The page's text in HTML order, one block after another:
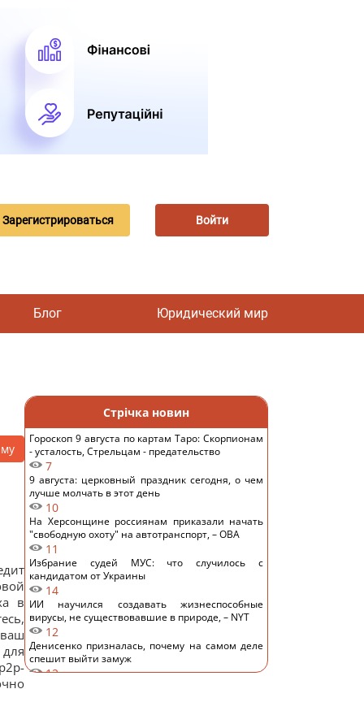
Зарегистрироваться Войти
Блог Юридический мир
в
Стрічка новин
Гороскоп 9 августа по картам Таро: Скорпионам
- усталость, Стрельцам - предательство
7
9 августа: церковный праздник сегодня, о чем
лучше молчать в этот день
10
На Херсонщине россиянам приказали начать
"свободную охоту" на автотранспорт, – ОВА
11
Избрание судей МУС: что случилось с
кандидатом от Украины
14
ИИ научился создавать жизнеспособные
вирусы, не существовавшие в природе, – NYT
12
Денисенко призналась, почему на самом деле
спешит выйти замуж
12